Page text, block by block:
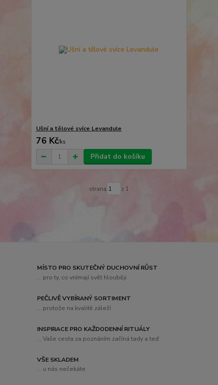
Ušní a tělové svíce Levandule
76 Kč/ks
Přidat do košíku
strana z 1
MÍSTO PRO SKUTEČNÝ DUCHOVNÍ RŮST
... pro ty, co vnímají svět hlouběji
PEČLIVĚ VYBÍRANÝ SORTIMENT
... protože na kvalitě záleží
INSPIRACE PRO KAŽDODENNÍ RITUÁLY
... Vaše cesta za poznáním začíná tady a teď
VŠE SKLADEM
... u nás nečekáte